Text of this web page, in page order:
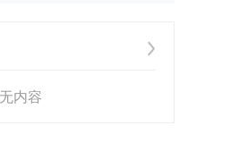
内容